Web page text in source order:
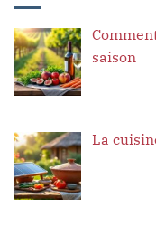
saison
La